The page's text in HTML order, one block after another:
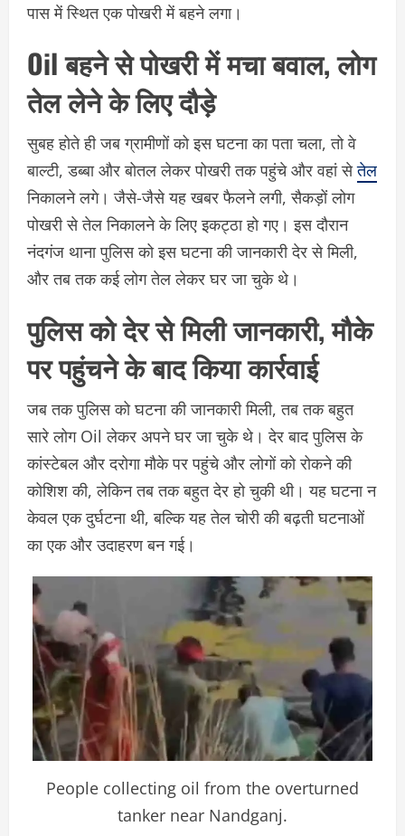
पास में स्थित एक पोखरी में बहने लगा।
Oil बहने से पोखरी में मचा बवाल, लोग
तेल लेने के लिए दौड़े
सुबह होते ही जब ग्रामीणों को इस घटना का पता चला, तो वे
बाल्टी, डब्बा और बोतल लेकर पोखरी तक पहुंचे और वहां सेतेल
निकालने लगे। जैसे-जैसे यह खबर फैलने लगी, सैकड़ों लोग
पोखरी से तेल निकालने के लिए इकट्ठा हो गए। इस दौरान
नंदगंज थाना पुलिस को इस घटना की जानकारी देर से मिली,
और तब तक कई लोग तेल लेकर घर जा चुके थे।
पुलिस को देर से मिली जानकारी, मौके
पर पहुंचने के बाद किया कार्रवाई
जब तक पुलिस को घटना की जानकारी मिली, तब तक बहुत
सारे लोग Oil लेकर अपने घर जा चुके थे। देर बाद पुलिस के
कांस्टेबल और दरोगा मौके पर पहुंचे और लोगों को रोकने की
कोशिश की, लेकिन तब तक बहुत देर हो चुकी थी। यह घटना न
केवल एक दुर्घटना थी, बल्कि यह तेल चोरी की बढ़ती घटनाओं
का एक और उदाहरण बन गई।
People collecting oil from the overturned
tanker near Nandganj.